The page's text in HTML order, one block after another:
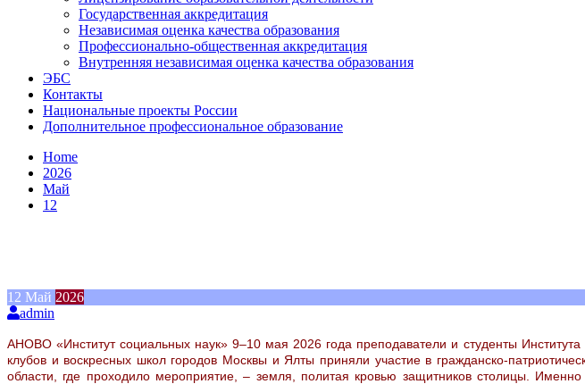
Государственная аккредитация
Независимая оценка качества образования
Профессионально-общественная аккредитация
Внутренняя независимая оценка качества образования
ЭБС
Контакты
Национальные проекты России
Дополнительное профессиональное образование
Home
2026
Май
12
12 Май 2026
admin
АНОВО «Институт социальных наук»9–10 мая 2026 года преподаватели и студенты Института
клубов и воскресных школ городов Москвы и Ялты приняли участие в гражданско-
области, где проходило мероприятие, – земля, политая кровью защитников столицы.